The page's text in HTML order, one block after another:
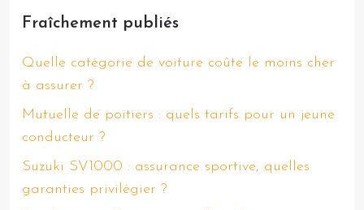
Fraîchement publiés
Quelle catégorie de voiture coûte le moins cher
à assurer ?
Mutuelle de poitiers : quels tarifs pour un jeune
conducteur ?
Suzuki SV1000 : assurance sportive, quelles
garanties privilégier ?